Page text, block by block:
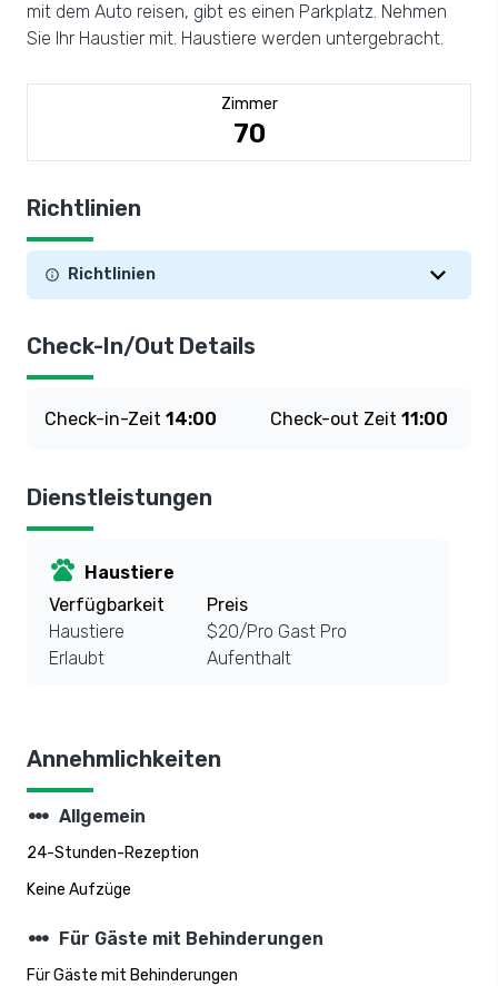
mit dem Auto reisen, gibt es einen Parkplatz. Nehmen
Sie Ihr Haustier mit. Haustiere werden untergebracht.
Zimmer
70
Richtlinien
Richtlinien
Check-In/Out Details
Check-in-Zeit 14:00 Check-out Zeit 11:00
Dienstleistungen
pets Haustiere
Verfügbarkeit
Haustiere
Erlaubt
Preis
$20/Pro Gast Pro
Aufenthalt
Annehmlichkeiten
steppers Allgemein
24-Stunden-Rezeption
Keine Aufzüge
steppers Für Gäste mit Behinderungen
Für Gäste mit Behinderungen